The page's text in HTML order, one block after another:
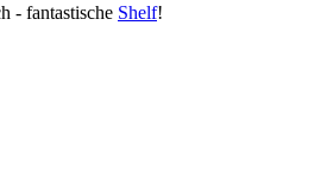
- fantastische Shelf!